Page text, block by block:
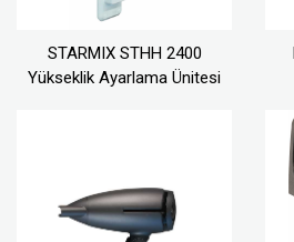
STARMIX STHH 2400
Yükseklik Ayarlama Ünitesi